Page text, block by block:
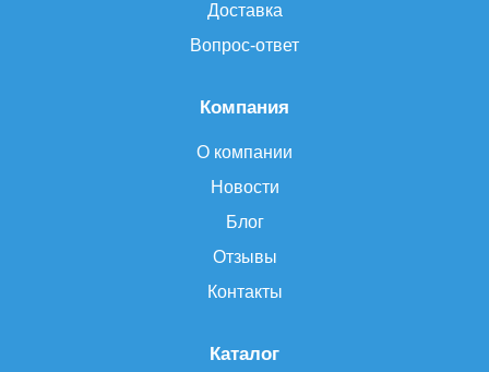
Каталог
Компания
О компании
Новости
Блог
Отзывы
Контакты
Доставка
Вопрос-ответ